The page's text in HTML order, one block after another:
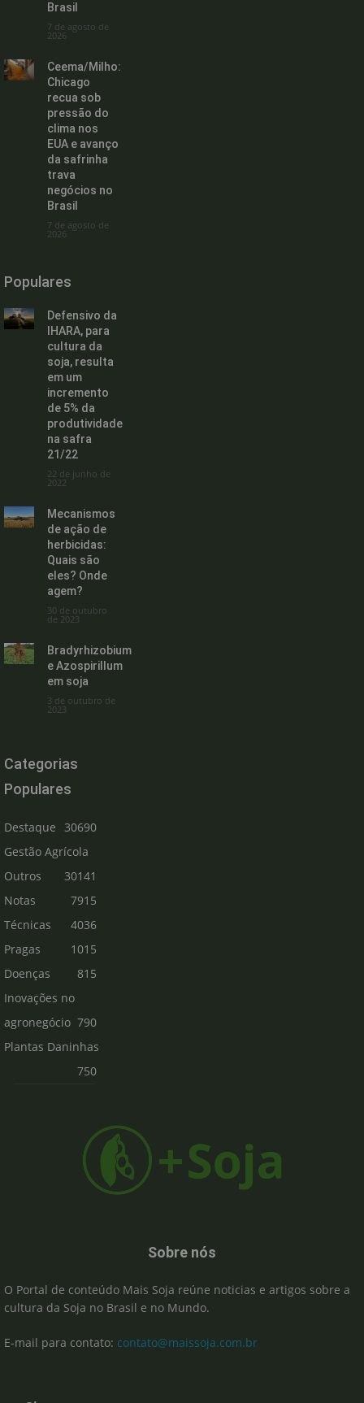
Brasil
7 de agosto de
2026
Ceema/Milho:
Chicago
recua sob
pressão do
clima nos
EUA e avanço
da safrinha
trava
negócios no
Brasil
7 de agosto de
2026
Populares
Defensivo da
IHARA, para
cultura da
soja, resulta
em um
incremento
de 5% da
produtividade
na safra
21/22
22 de junho de
2022
Mecanismos
de ação de
herbicidas:
Quais são
eles? Onde
agem?
30 de outubro
de 2023
Bradyrhizobium
e Azospirillum
em soja
3 de outubro de
2023
Categorias
Populares
Destaque
30690
Gestão Agrícola
30141
Outros
7915
Notas
Técnicas
4036
Pragas
1015
Doenças
815
Inovações no
agronegócio 790
Plantas Daninhas
750
Sobre nós
O Portal de conteúdo Mais Soja reúne noticias e artigos sobre a
cultura da Soja no Brasil e no Mundo.
E-mail para contato: contato@maissoja.com.br